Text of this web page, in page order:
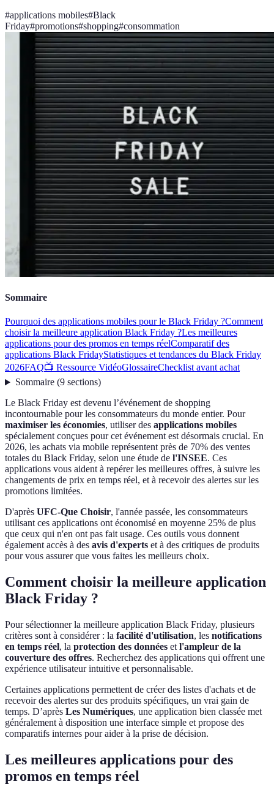
#applications mobiles#Black
Friday#promotions#shopping#consommation
Sommaire
Pourquoi des applications mobiles pour le Black Friday ?Comment
choisir la meilleure application Black Friday ?Les meilleures
applications pour des promos en temps réelComparatif des
applications Black FridayStatistiques et tendances du Black Friday
2026FAQ📺 Ressource VidéoGlossaireChecklist avant achat
Sommaire(9 sections)
Le Black Friday est devenu l’événement de shopping
incontournable pour les consommateurs du monde entier. Pour
maximiser les économies, utiliser des applications mobiles
spécialement conçues pour cet événement est désormais crucial. En
2026, les achats via mobile représentent près de 70% des ventes
totales du Black Friday, selon une étude de l'INSEE. Ces
applications vous aident à repérer les meilleures offres, à suivre les
changements de prix en temps réel, et à recevoir des alertes sur les
promotions limitées.
D'après UFC-Que Choisir, l'année passée, les consommateurs
utilisant ces applications ont économisé en moyenne 25% de plus
que ceux qui n'en ont pas fait usage. Ces outils vous donnent
également accès à des avis d'experts et à des critiques de produits
pour vous assurer que vous faites les meilleurs choix.
Comment choisir la meilleure application
Black Friday ?
Pour sélectionner la meilleure application Black Friday, plusieurs
critères sont à considérer : la facilité d'utilisation, les notifications
en temps réel, la protection des données et l'ampleur de la
couverture des offres. Recherchez des applications qui offrent une
expérience utilisateur intuitive et personnalisable.
Certaines applications permettent de créer des listes d'achats et de
recevoir des alertes sur des produits spécifiques, un vrai gain de
temps. D’après Les Numériques, une application bien classée met
généralement à disposition une interface simple et propose des
comparatifs internes pour aider à la prise de décision.
Les meilleures applications pour des
promos en temps réel